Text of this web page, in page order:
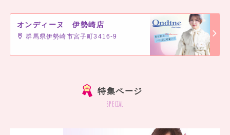
オンディーヌ 伊勢崎店
群馬県伊勢崎市宮子町3416-9
特集ページ
special